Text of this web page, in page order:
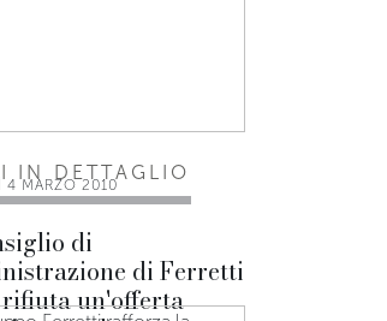
4 MARZO 2010
di
di Ferretti
rifiuta un'offerta
IN DETTAGLIO